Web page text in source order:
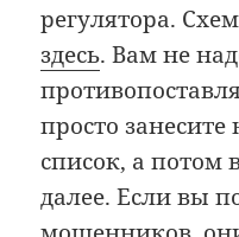
регулятора.
здесь. Вам не
просто
список, а потом
далее. Если вы